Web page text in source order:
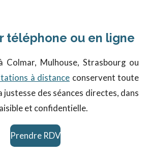
téléphone ou en ligne
Colmar, Mulhouse, Strasbourg ou
à distance conservent toute
justesse des séances directes, dans
et confidentielle.
Prendre RDV